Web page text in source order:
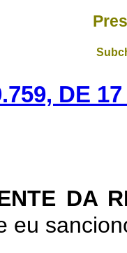
DE
DA
eu